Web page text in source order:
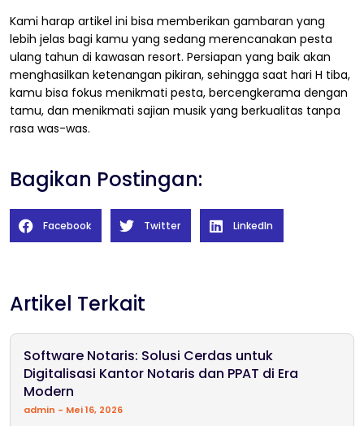
Kami harap artikel ini bisa memberikan gambaran yang
lebih jelas bagi kamu yang sedang merencanakan pesta
ulang tahun di kawasan resort. Persiapan yang baik akan
menghasilkan ketenangan pikiran, sehingga saat hari H tiba,
kamu bisa fokus menikmati pesta, bercengkerama dengan
tamu, dan menikmati sajian musik yang berkualitas tanpa
rasa was-was.
Bagikan Postingan:
Facebook Twitter LinkedIn
Artikel Terkait
Software Notaris: Solusi Cerdas untuk
Digitalisasi Kantor Notaris dan PPAT di Era
Modern
admin Mei 16, 2026